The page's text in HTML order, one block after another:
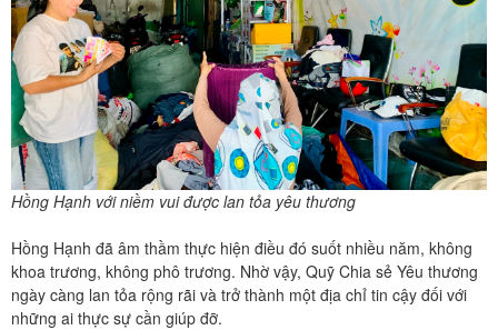
Hồng Hạnh với niềm vui được lan tỏa yêu thương
Hồng Hạnh đã âm thầm thực hiện điều đó suốt nhiều năm, không
khoa trương, không phô trương. Nhờ vậy, Quỹ Chia sẻ Yêu thương
ngày càng lan tỏa rộng rãi và trở thành một địa chỉ tin cậy đối với
những ai thực sự cần giúp đỡ.